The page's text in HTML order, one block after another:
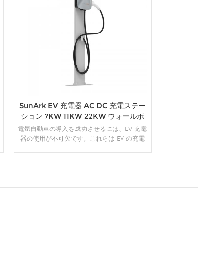
SunArk EV 充電器 AC DC 充電ステー
ション 7KW 11KW 22KW ウォールボ
ックス
電気自動車の導入を成功させるには、EV 充電
器の使用が不可欠です。これらは EV の充電